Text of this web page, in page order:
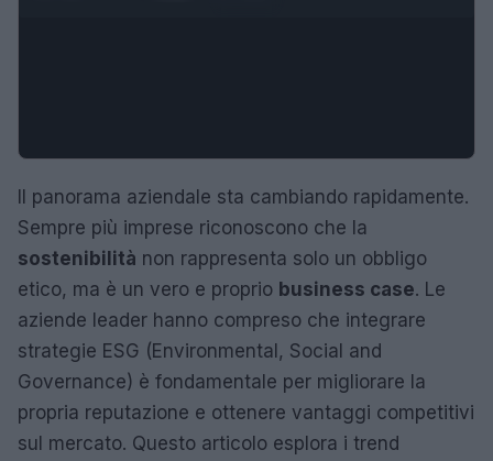
Il panorama aziendale sta cambiando rapidamente.
Sempre più imprese riconoscono che la
sostenibilità non rappresenta solo un obbligo
etico, ma è un vero e proprio business case. Le
aziende leader hanno compreso che integrare
strategie ESG (Environmental, Social and
Governance) è fondamentale per migliorare la
propria reputazione e ottenere vantaggi competitivi
sul mercato. Questo articolo esplora i trend